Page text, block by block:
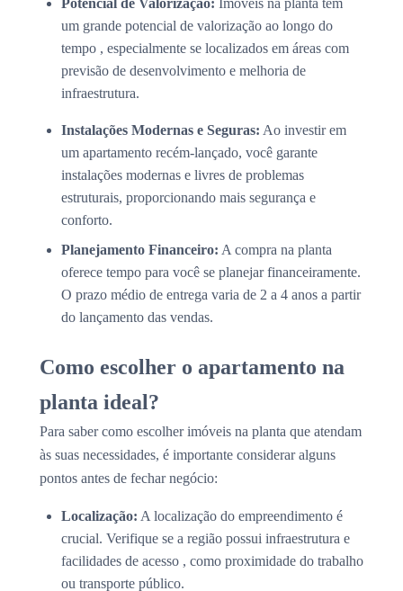
Potencial de Valorização: Imóveis na planta têm
um grande potencial de valorização ao longo do
tempo , especialmente se localizados em áreas com
previsão de desenvolvimento e melhoria de
infraestrutura.
Instalações Modernas e Seguras: Ao investir em
um apartamento recém-lançado, você garante
instalações modernas e livres de problemas
estruturais, proporcionando mais segurança e
conforto.
Planejamento Financeiro: A compra na planta
oferece tempo para você se planejar financeiramente.
O prazo médio de entrega varia de 2 a 4 anos a partir
do lançamento das vendas.
Como escolher o apartamento na
planta ideal?
Para saber como escolher imóveis na planta que atendam
às suas necessidades, é importante considerar alguns
pontos antes de fechar negócio:
Localização: A localização do empreendimento é
crucial. Verifique se a região possui infraestrutura e
facilidades de acesso , como proximidade do trabalho
ou transporte público.